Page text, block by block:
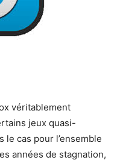
véritablement
jeux quasi-
le cas pour l’ensemble
années de stagnation,